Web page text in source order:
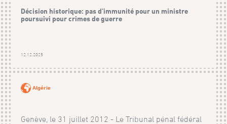
Décision historique: pas d’immunité pour un ministre
poursuivi pour crimes de guerre
12.12.2025
Algérie
Genève, le 31 juillet 2012 - Le Tribunal pénal fédéral